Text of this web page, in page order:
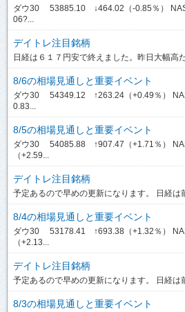
ダウ30 53885.10 ↓464.02（-0.85％）
06?...
デイトレ注目銘柄
日経は６１７円安で終えました。昨日大幅高
8/6の相場見通しと重要イベント
ダウ30 54349.12 ↑263.24（+0.49％）
0.83...
8/5の相場見通しと重要イベント
ダウ30 54085.88 ↑907.47（+1.71％）
（+2.59...
デイトレ注目銘柄
予定あるので早めの更新になります。 日経は
8/4の相場見通しと重要イベント
ダウ30 53178.41 ↑693.38（+1.32％）
（+2.13...
デイトレ注目銘柄
予定あるので早めの更新になります。 日経は
8/3の相場見通しと重要イベント